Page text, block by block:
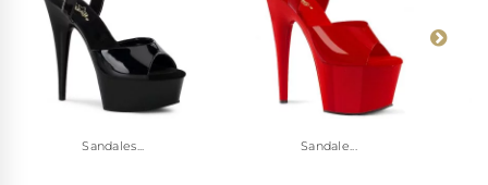
Sandales... Sandale...